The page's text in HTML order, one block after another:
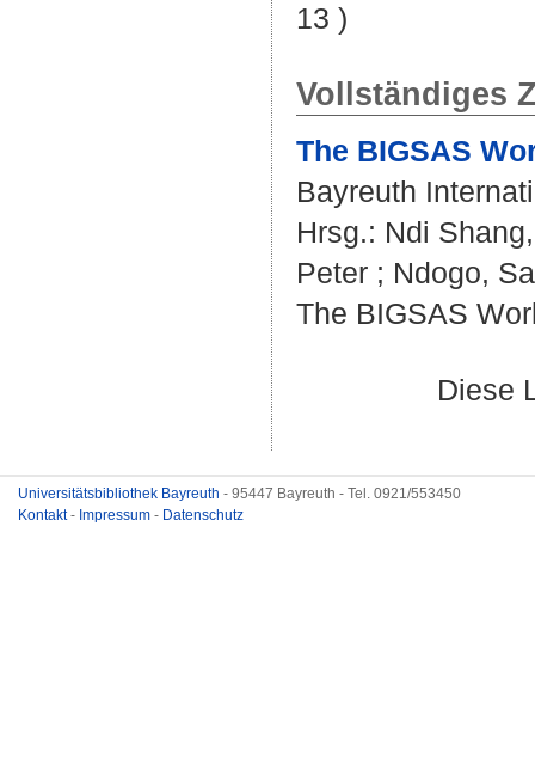
13 )
Vollständiges
The BIGSAS
Bayreuth
Hrsg.: Ndi
Peter ; Ndogo,
The BIGSAS
Diese
Universitätsbibliothek Bayreuth - 95447 Bayreuth - Tel. 0921/553450
Kontakt- Impressum - Datenschutz